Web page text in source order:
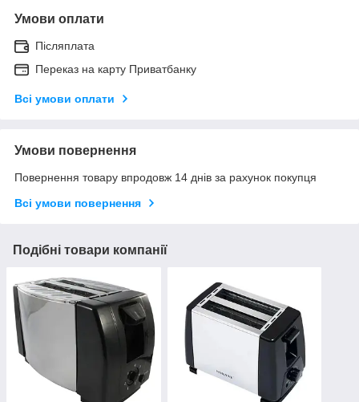
Умови оплати
Післяплата
Переказ на карту Приватбанку
Всі умови оплати
Умови повернення
Повернення товару впродовж 14 днів за рахунок покупця
Всі умови повернення
Подібні товари компанії